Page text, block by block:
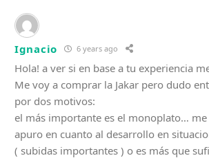
Ignacio 6 years ago
Hola! a ver si en base a tu experiencia
Me voy a comprar la Jakar pero dudo
por dos motivos:
el más importante es el monoplato…
apuro en cuanto al desarrollo en
( subidas importantes ) o es más que